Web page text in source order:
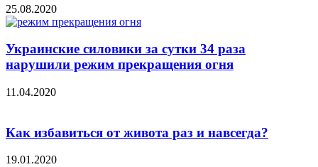
25.08.2020
Украинские силовики за сутки 34 раза
нарушили режим прекращения огня
11.04.2020
Как избавиться от живота раз и навсегда?
19.01.2020